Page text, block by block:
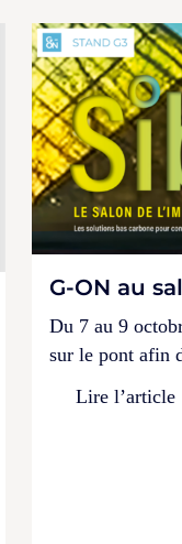
G-ON au
Du 7 au 9
sur le pont afin
Lire l’article